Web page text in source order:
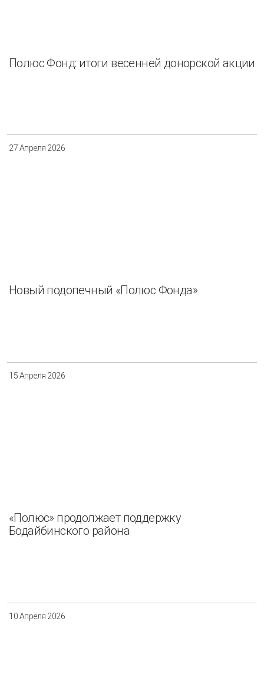
Полюс Фонд: итоги весенней донорской акции
27 Апреля 2026
Новый подопечный «Полюс Фонда»
15 Апреля 2026
«Полюс» продолжает поддержку
Бодайбинского района
10 Апреля 2026